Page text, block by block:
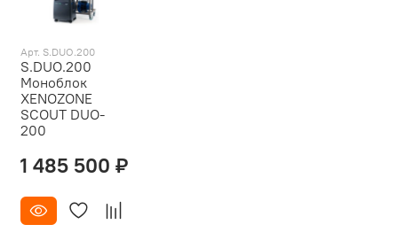
Арт. S.DUO.200
S.DUO.200
Моноблок
XENOZONE
SCOUT DUO-
200
1 485 500 ₽